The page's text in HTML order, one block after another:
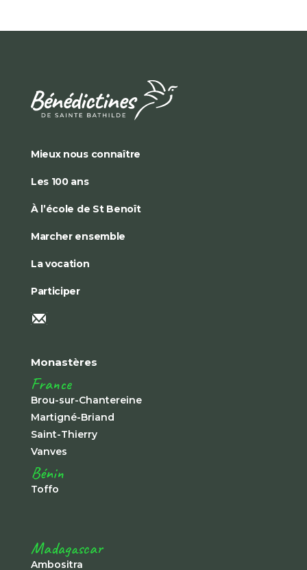
Mieux nous connaître
Les 100 ans
À l’école de St Benoît
Marcher ensemble
La vocation
Participer
Monastères
France
Brou-sur-Chantereine
Martigné-Briand
Saint-Thierry
Vanves
Bénin
Toffo
Madagascar
Ambositra